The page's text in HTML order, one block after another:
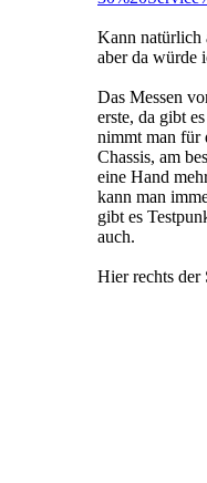
Kann natürlich
aber da würde
Das Messen
erste, da gibt
nimmt man für
Chassis, am
eine Hand
kann man
gibt es
auch.
Hier rechts der